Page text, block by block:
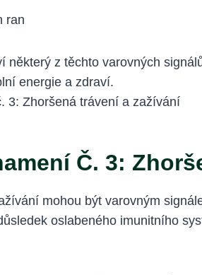
ran
některý z těchto varovných
energie a zdraví.
Č. 3:
mohou být varovným
oslabeného imunitního